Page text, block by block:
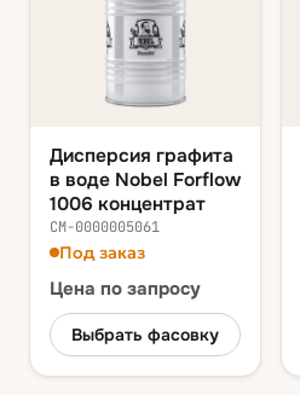
Дисперсия графита
в воде Nobel Forflow
1006 концентрат
СМ-0000005061
Под заказ
Цена по запросу
Выбрать фасовку